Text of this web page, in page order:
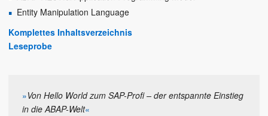
Entity Manipulation Language
Komplettes Inhaltsverzeichnis
Leseprobe
»Von Hello World zum SAP-Profi – der entspannte Einstieg
in die ABAP-Welt«